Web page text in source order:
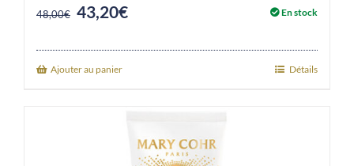
48,00€ Original
43,20€Current
En stock
Ajouter au panier Détails